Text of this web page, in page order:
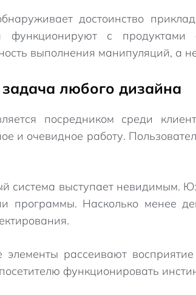
достоинство
функционируют с
выполнения манипуляций, а
задача любого дизайна
посредником среди
и очевидное работу.
система выступает невидимым.
программы. Насколько менее
элементы рассеивают
функционировать